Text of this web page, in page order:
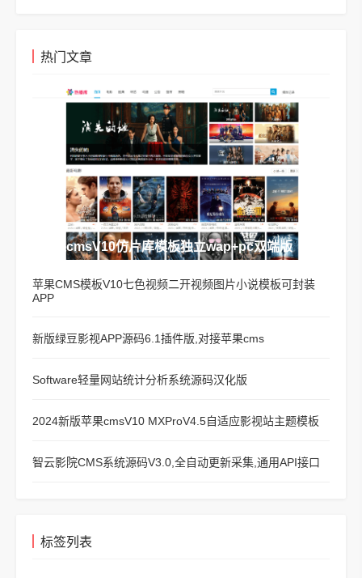
热门文章
苹果cmsV10仿片库模板独立wap+pc双端版
苹果CMS模板V10七色视频二开视频图片小说模板可封装
APP
新版绿豆影视APP源码6.1插件版,对接苹果cms
Software轻量网站统计分析系统源码汉化版
2024新版苹果cmsV10 MXProV4.5自适应影视站主题模板
智云影院CMS系统源码V3.0,全自动更新采集,通用API接口
标签列表